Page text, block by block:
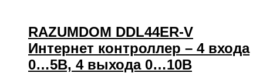
RAZUMDOM DDL44ER-V
Интернет контроллер – 4 входа
0…5В, 4 выхода 0…10В